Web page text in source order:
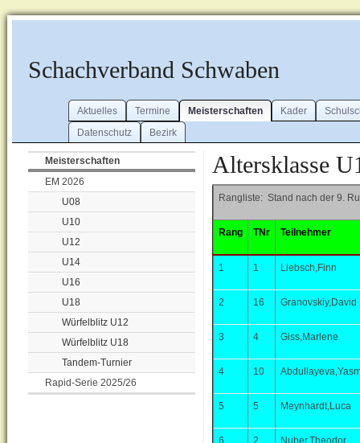
Schachverband Schwaben
Aktuelles Termine Meisterschaften Kader
Datenschutz
Bezirk
Meisterschaften
EM 2026
U08
U10
U12
U14
U16
U18
Würfelblitz U12
Würfelblitz U18
Tandem-Turnier
Rapid-Serie 2025/26
Altersklasse
Rangliste: Stand nach der 9.
Rang TNr Teilnehmer
1 1 Liebsch,Finn
2 16 Granovskiy,David
3 4 Giss,Marlene
4 10
5 5 Meynhardt,Luca
6 2 Nuber,Theodor